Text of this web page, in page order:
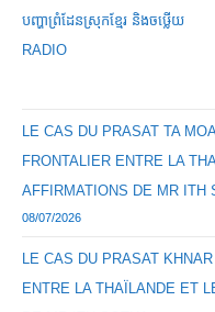
បញ្ហាព្រំដែនស្រុកខ្មែរ និងចឞ្លើយ
RADIO
LE CAS DU PRASAT TA
FRONTALIER ENTRE LA
AFFIRMATIONS DE MR ITH
08/07/2026
LE CAS DU PRASAT
ENTRE LA THAÏLANDE ET